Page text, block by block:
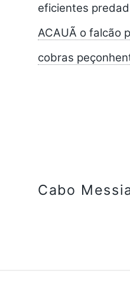
eficientes
ACAUÃ o falcão
cobras
Cabo